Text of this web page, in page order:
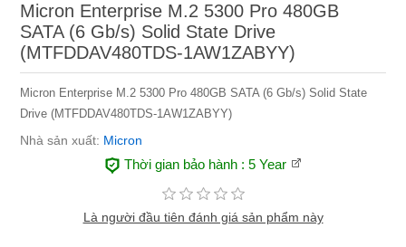
Micron Enterprise M.2 5300 Pro 480GB
SATA (6 Gb/s) Solid State Drive
(MTFDDAV480TDS-1AW1ZABYY)
Micron Enterprise M.2 5300 Pro 480GB SATA (6 Gb/s) Solid State
Drive (MTFDDAV480TDS-1AW1ZABYY)
Nhà sản xuất: Micron
Thời gian bảo hành : 5 Year
Là người đầu tiên đánh giá sản phẩm này